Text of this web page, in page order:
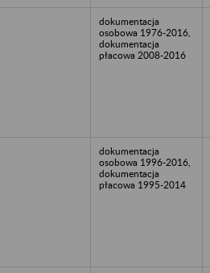
dokumentacja
osobowa 1976-2016,
dokumentacja
płacowa 2008-2016
dokumentacja
osobowa 1996-2016,
dokumentacja
płacowa 1995-2014